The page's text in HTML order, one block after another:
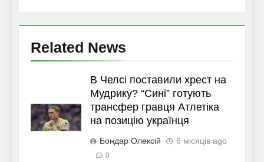
Related News
В Челсі поставили хрест на
Мудрику? “Сині” готують
трансфер гравця Атлетіка
на позицію українця
Бондар Олексій 6 місяців ago
0